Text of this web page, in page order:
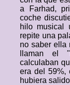
a Farhad,
coche
hilo musical
repite una
no saber ella
llaman el
calculaban
era del 59%,
hubiera